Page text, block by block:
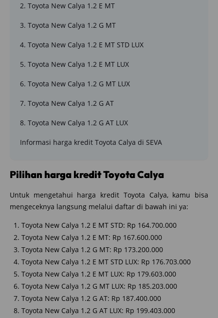
2. Toyota New Calya 1.2 E MT
3. Toyota New Calya 1.2 G MT
4. Toyota New Calya 1.2 E MT STD LUX
5. Toyota New Calya 1.2 E MT LUX
6. Toyota New Calya 1.2 G MT LUX
7. Toyota New Calya 1.2 G AT
8. Toyota New Calya 1.2 G AT LUX
Informasi harga kredit Toyota Calya di SEVA
Pilihan harga kredit Toyota Calya
Untuk mengetahui harga kredit Toyota Calya, kamu bisa
mengeceknya langsung melalui daftar di bawah ini ya:
Toyota New Calya 1.2 E MT STD: Rp 164.700.000
Toyota New Calya 1.2 E MT: Rp 167.600.000
Toyota New Calya 1.2 G MT: Rp 173.200.000
Toyota New Calya 1.2 E MT STD LUX: Rp 176.703.000
Toyota New Calya 1.2 E MT LUX: Rp 179.603.000
Toyota New Calya 1.2 G MT LUX: Rp 185.203.000
Toyota New Calya 1.2 G AT: Rp 187.400.000
Toyota New Calya 1.2 G AT LUX: Rp 199.403.000